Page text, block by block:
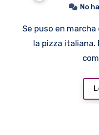
No
Se puso en marcha el cuarto campeonato de
la pizza italiana.